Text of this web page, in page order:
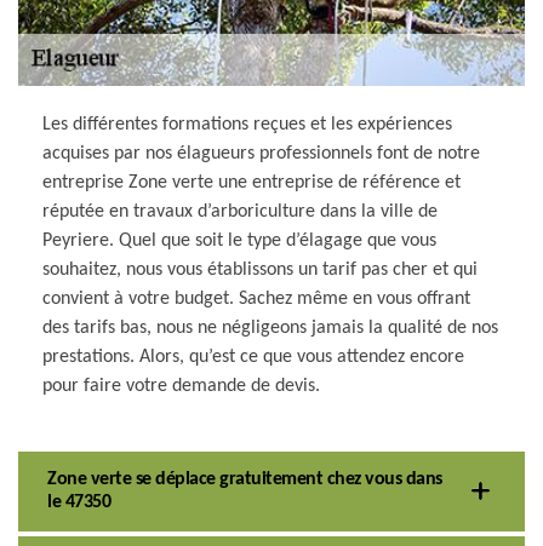
Les différentes formations reçues et les expériences
acquises par nos élagueurs professionnels font de notre
entreprise Zone verte une entreprise de référence et
réputée en travaux d’arboriculture dans la ville de
Peyriere. Quel que soit le type d’élagage que vous
souhaitez, nous vous établissons un tarif pas cher et qui
convient à votre budget. Sachez même en vous offrant
des tarifs bas, nous ne négligeons jamais la qualité de nos
prestations. Alors, qu’est ce que vous attendez encore
pour faire votre demande de devis.
Zone verte se déplace gratuitement chez vous dans
le 47350